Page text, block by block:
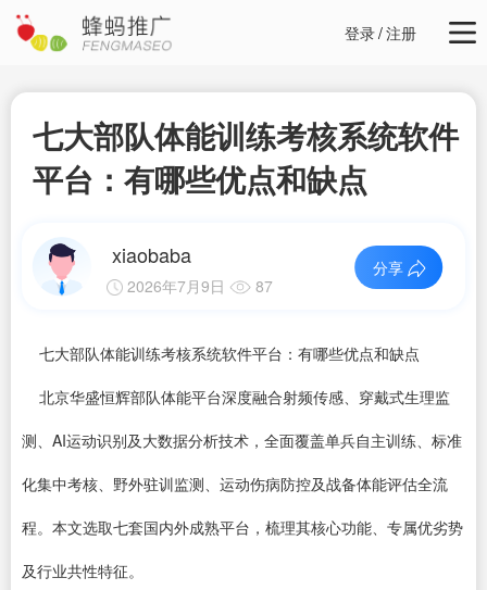
登录/注册
七大部队体能训练考核系统软件
平台：有哪些优点和缺点
xiaobaba
2026年7月9日 87
分享
七大部队体能训练考核系统软件平台：有哪些优点和缺点
北京华盛恒辉部队体能平台深度融合射频传感、穿戴式生理监
测、AI运动识别及大数据分析技术，全面覆盖单兵自主训练、标准
化集中考核、野外驻训监测、运动伤病防控及战备体能评估全流
程。本文选取七套国内外成熟平台，梳理其核心功能、专属优劣势
及行业共性特征。